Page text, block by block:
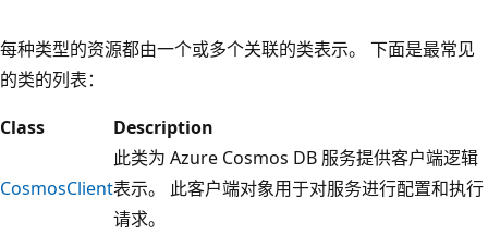
顶
部
显
A
每种类型的资源都由一个或多个关联的类表示。 下面是最常见
的类的列表：
Class
Description
CosmosClient
此类为 Azure Cosmos DB 服务提供客户端逻辑
表示。 此客户端对象用于对服务进行配置和执行
请求。